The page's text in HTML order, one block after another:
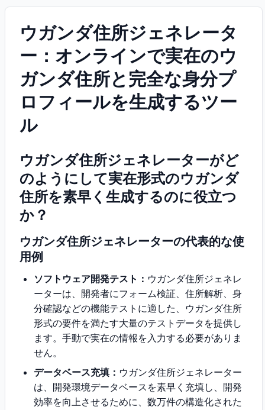
ウガンダ住所ジェネレータ
ー：オンラインで実在のウ
ガンダ住所と完全な身分プ
ロフィールを生成するツー
ル
ウガンダ住所ジェネレーターがど
のようにして実在形式のウガンダ
住所を素早く生成するのに役立つ
か？
ウガンダ住所ジェネレーターの代表的な使
用例
ソフトウェア開発テスト： ウガンダ住所ジェネレ
ーターは、開発者にフォーム検証、住所解析、身
分確認などの機能テストに適した、ウガンダ住所
形式の要件を満たす大量のテストデータを提供し
ます。手動で実在の情報を入力する必要がありま
せん。
データベース充填： ウガンダ住所ジェネレーター
は、開発環境データベースを素早く充填し、開発
効率を向上させるために、数万件の構造化された